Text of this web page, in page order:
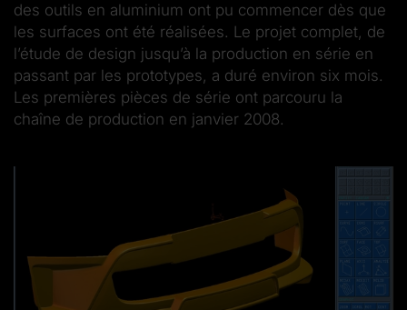
des outils en aluminium ont pu commencer dès que
les surfaces ont été réalisées. Le projet complet, de
l’étude de design jusqu’à la production en série en
passant par les prototypes, a duré environ six mois.
Les premières pièces de série ont parcouru la
chaîne de production en janvier 2008.